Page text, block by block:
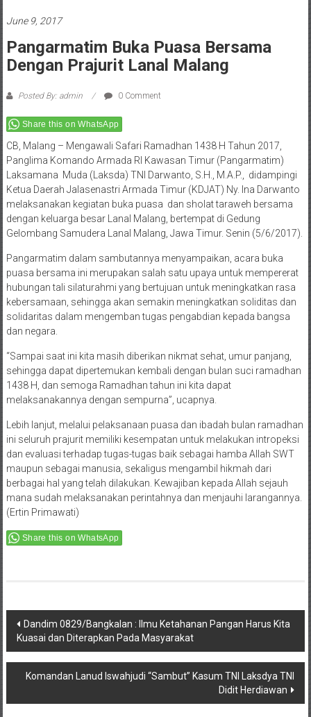
June 9, 2017
Pangarmatim Buka Puasa Bersama
Dengan Prajurit Lanal Malang
Posted By: admin 0 Comment
Share this on WhatsApp
CB, Malang – Mengawali Safari Ramadhan 1438 H Tahun 2017,
Panglima Komando Armada RI Kawasan Timur (Pangarmatim)
Laksamana Muda (Laksda) TNI Darwanto, S.H., M.A.P., didampingi
Ketua Daerah Jalasenastri Armada Timur (KDJAT) Ny. Ina Darwanto
melaksanakan kegiatan buka puasa dan sholat taraweh bersama
dengan keluarga besar Lanal Malang, bertempat di Gedung
Gelombang Samudera Lanal Malang, Jawa Timur. Senin (5/6/2017).
Pangarmatim dalam sambutannya menyampaikan, acara buka
puasa bersama ini merupakan salah satu upaya untuk mempererat
hubungan tali silaturahmi yang bertujuan untuk meningkatkan rasa
kebersamaan, sehingga akan semakin meningkatkan soliditas dan
solidaritas dalam mengemban tugas pengabdian kepada bangsa
dan negara.
“Sampai saat ini kita masih diberikan nikmat sehat, umur panjang,
sehingga dapat dipertemukan kembali dengan bulan suci ramadhan
1438 H, dan semoga Ramadhan tahun ini kita dapat
melaksanakannya dengan sempurna”, ucapnya.
Lebih lanjut, melalui pelaksanaan puasa dan ibadah bulan ramadhan
ini seluruh prajurit memiliki kesempatan untuk melakukan intropeksi
dan evaluasi terhadap tugas-tugas baik sebagai hamba Allah SWT
maupun sebagai manusia, sekaligus mengambil hikmah dari
berbagai hal yang telah dilakukan. Kewajiban kepada Allah sejauh
mana sudah melaksanakan perintahnya dan menjauhi larangannya.
(Ertin Primawati)
Share this on WhatsApp
Post
navigation
Dandim 0829/Bangkalan : Ilmu Ketahanan Pangan Harus Kita
Kuasai dan Diterapkan Pada Masyarakat
Komandan Lanud Iswahjudi “Sambut” Kasum TNI Laksdya TNI
Didit Herdiawan